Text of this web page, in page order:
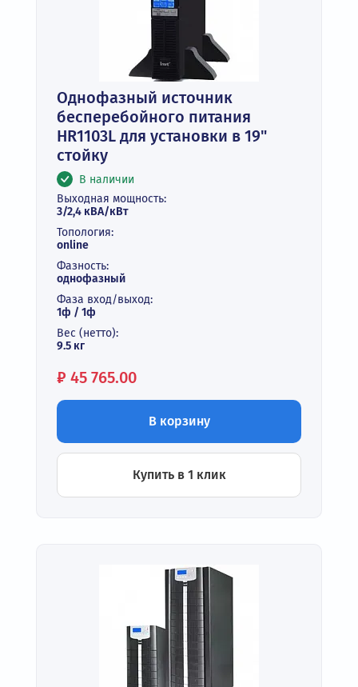
Однофазный источник
бесперебойного питания
HR1103L для установки в 19"
стойку
В наличии
Выходная мощность:
3/2,4 кВА/кВт
Топология:
online
Фазность:
однофазный
Фаза вход/выход:
1ф / 1ф
Вес (нетто):
9.5 кг
Цена:
₽ 45 765.00
В корзину
Купить в 1 клик